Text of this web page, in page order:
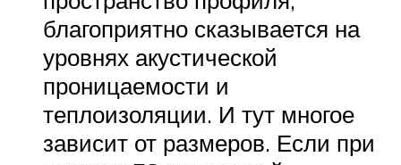
благоприятно сказывается на
уровнях акустической
проницаемости и
теплоизоляции. И тут многое
зависит от размеров. Если при